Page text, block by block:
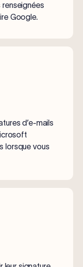
Google.
d’e-mails
lorsque vous